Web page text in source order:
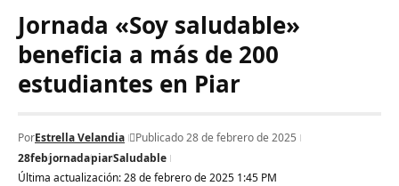
Jornada «Soy saludable»
beneficia a más de 200
estudiantes en Piar
Última actualización: 28 de febrero de 2025 1:45 PM
PorEstrella Velandia
Publicado 28 de febrero de 2025
28febjornadapiarSaludable